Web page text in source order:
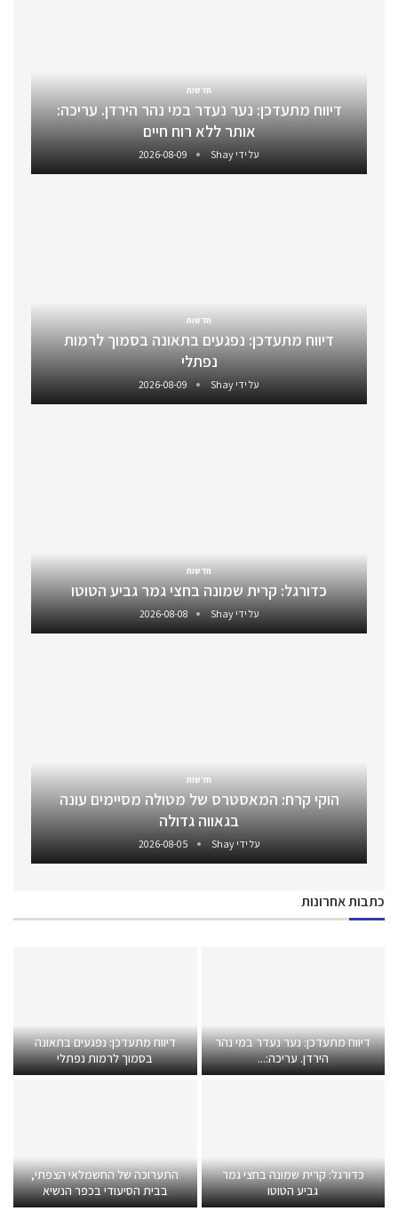
חדשות
דיווח מתעדכן: נער נעדר במי נהר הירדן. עריכה:
אותר ללא רוח חיים
על ידי Shay
2026-08-09
חדשות
דיווח מתעדכן: נפגעים בתאונה בסמוך לרמות
נפתלי
על ידי Shay
2026-08-09
חדשות
כדורגל: קרית שמונה בחצי גמר גביע הטוטו
על ידיShay
2026-08-08
חדשות
הוקי קרח: המאסטרס של מטולה מסיימים עונה
בגאווה גדולה
על ידיShay
2026-08-05
כתבות אחרונות
דיווח מתעדכן: נער נעדר במי נהר
הירדן. עריכה:...
דיווח מתעדכן: נפגעים בתאונה
בסמוך לרמות נפתלי
כדורגל: קרית שמונה בחצי גמר
גביע הטוטו
התערוכה של החשמלאי הצפתי,
בבית הסיעודי בכפר הנשיא